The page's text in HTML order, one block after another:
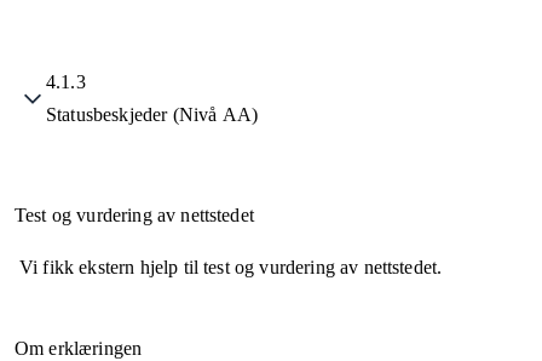
4.1.3
Statusbeskjeder (Nivå AA)
Test og vurdering av nettstedet
Vi fikk ekstern hjelp til test og vurdering av nettstedet.
Om erklæringen